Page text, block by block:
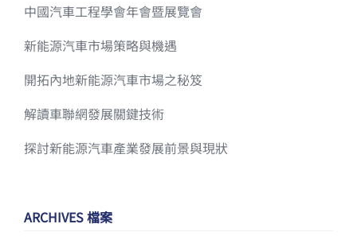
中國汽車工程學會年會暨展覽會
新能源汽車市場策略與機遇
開拓內地新能源汽車市場之秘笈
解讀車聯網發展關鍵技術
探討新能源汽車產業發展前景與現狀
ARCHIVES 檔案